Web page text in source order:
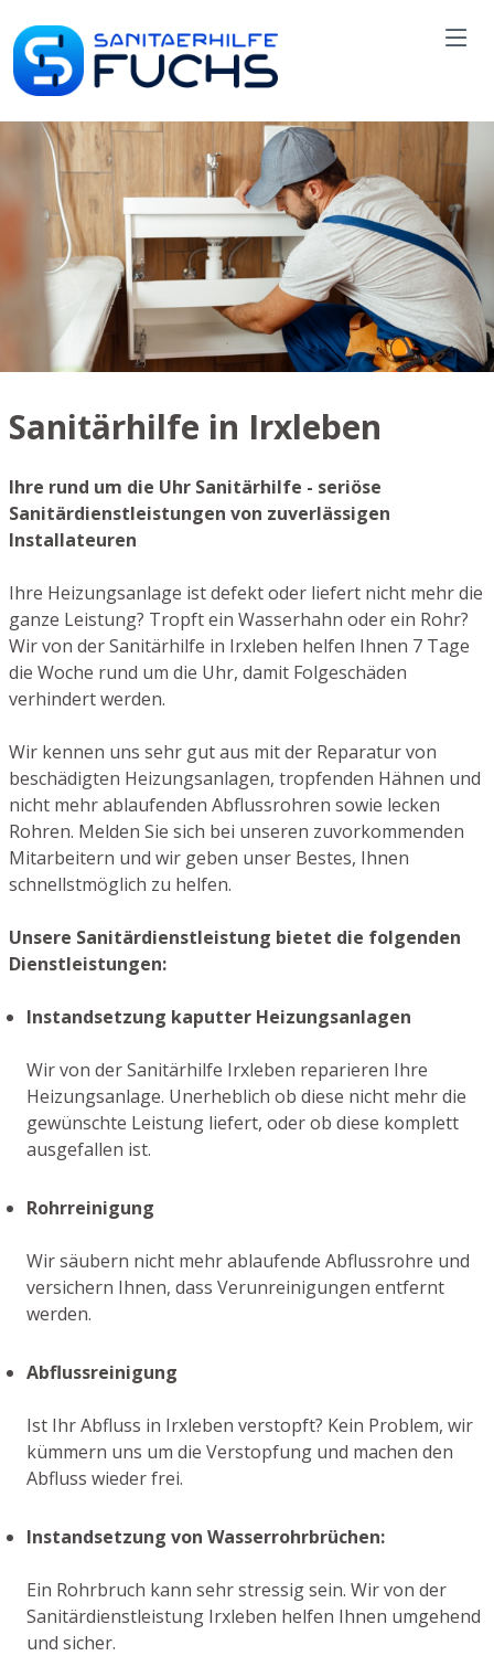
Sanitärhilfe in Irxleben
Ihre rund um die Uhr Sanitärhilfe - seriöse
Sanitärdienstleistungen von zuverlässigen
Installateuren
Ihre Heizungsanlage ist defekt oder liefert nicht mehr die
ganze Leistung? Tropft ein Wasserhahn oder ein Rohr?
Wir von der Sanitärhilfe in Irxleben helfen Ihnen 7 Tage
die Woche rund um die Uhr, damit Folgeschäden
verhindert werden.
Wir kennen uns sehr gut aus mit der Reparatur von
beschädigten Heizungsanlagen, tropfenden Hähnen und
nicht mehr ablaufenden Abflussrohren sowie lecken
Rohren. Melden Sie sich bei unseren zuvorkommenden
Mitarbeitern und wir geben unser Bestes, Ihnen
schnellstmöglich zu helfen.
Unsere Sanitärdienstleistung bietet die folgenden
Dienstleistungen:
Instandsetzung kaputter Heizungsanlagen
Wir von der Sanitärhilfe Irxleben reparieren Ihre
Heizungsanlage. Unerheblich ob diese nicht mehr die
gewünschte Leistung liefert, oder ob diese komplett
ausgefallen ist.
Rohrreinigung
Wir säubern nicht mehr ablaufende Abflussrohre und
versichern Ihnen, dass Verunreinigungen entfernt
werden.
Abflussreinigung
Ist Ihr Abfluss in Irxleben verstopft? Kein Problem, wir
kümmern uns um die Verstopfung und machen den
Abfluss wieder frei.
Instandsetzung von Wasserrohrbrüchen:
Ein Rohrbruch kann sehr stressig sein. Wir von der
Sanitärdienstleistung Irxleben helfen Ihnen umgehend
und sicher.